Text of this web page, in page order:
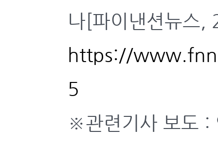
나[파이낸션뉴스
https://
5
※관련기사 보도 :